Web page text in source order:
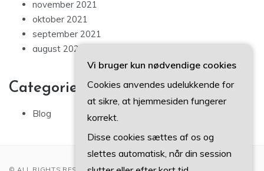
november 2021
oktober 2021
september 2021
august 2021
Categories
Blog
Vi bruger kun nødvendige cookies
Cookies anvendes udelukkende for
at sikre, at hjemmesiden fungerer
korrekt.
Disse cookies sættes af os og
slettes automatisk, når din session